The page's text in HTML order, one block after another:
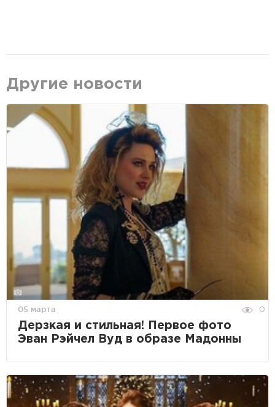
Другие новости
05 марта 0
Дерзкая и стильная! Первое фото
Эван Рэйчел Вуд в образе Мадонны